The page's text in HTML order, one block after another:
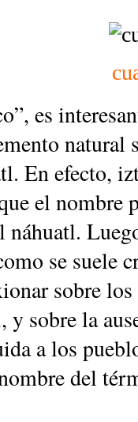
es
En efec­to,
el nom­bre
se sue­le
so­bre
so­bre la
a los
del